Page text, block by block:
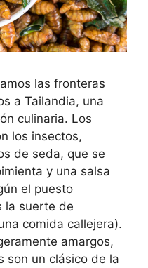
las fronteras
a Tailandia, una
culinaria. Los
los insectos,
de seda, que se
y una salsa
el puesto
la suerte de
comida callejera).
amargos,
son un clásico de la